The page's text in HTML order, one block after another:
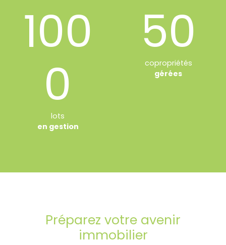
100
0
lots
en gestion
50
copropriétés
gérées
Préparez votre avenir
immobilier